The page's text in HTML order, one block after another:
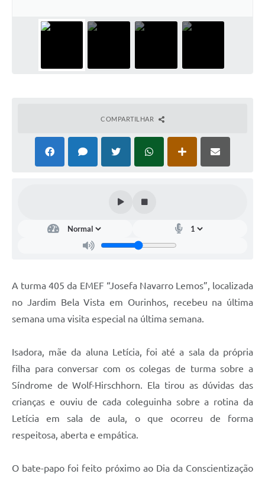
COMPARTILHAR
A turma 405 da EMEF “Josefa Navarro Lemos”, localizada
no Jardim Bela Vista em Ourinhos, recebeu na última
semana uma visita especial na última semana.
Isadora, mãe da aluna Letícia, foi até a sala da própria
filha para conversar com os colegas de turma sobre a
Síndrome de Wolf-Hirschhorn. Ela tirou as dúvidas das
crianças e ouviu de cada coleguinha sobre a rotina da
Letícia em sala de aula, o que ocorreu de forma
respeitosa, aberta e empática.
O bate-papo foi feito próximo ao Dia da Conscientização